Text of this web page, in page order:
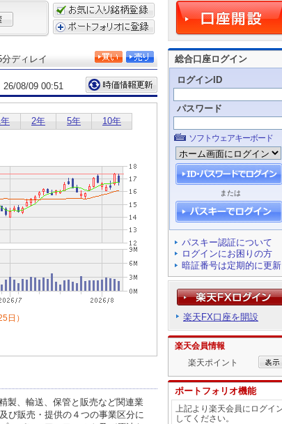
総合口座ログイン
ログインID
パスワード
ソフトウェアキーボード
または
パスキー認証について
ログインにお困りの方
暗証番号は定期的に更新
楽天FX口座を開設
楽天会員情報
楽天ポイント
ポートフォリオ機能
上記より楽天会員にログイ
してください。